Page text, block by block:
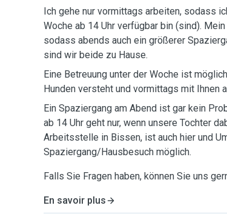
Ich gehe nur vormittags arbeiten, sodass
Woche ab 14 Uhr verfügbar bin (sind).
sodass abends auch ein größerer
sind wir beide zu Hause.
Eine Betreuung unter der Woche ist
Hunden versteht und vormittags mit Ihnen
Ein Spaziergang am Abend ist gar kein Problem. Ein Spaziergang/
ab 14 Uhr geht nur, wenn unsere Tochter
Arbeitsstelle in Bissen, ist auch hier und
Spaziergang/Hausbesuch möglich.
Falls Sie Fragen haben, können Sie uns
En savoir plus